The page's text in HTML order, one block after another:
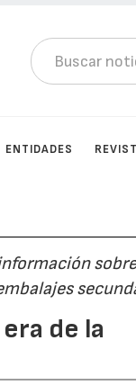
ENTIDADES
de la